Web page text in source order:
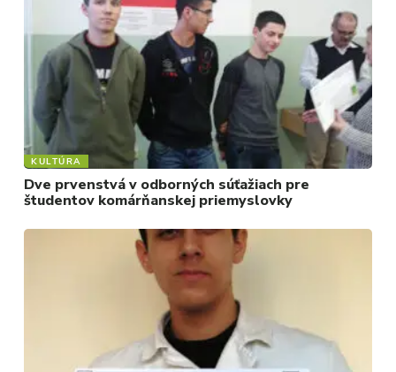
ŠPORT
KULTÚRA
FOTKY
VIDEO
MIX
KULTÚRA
Dve prvenstvá v odborných súťažiach pre
študentov komárňanskej priemyslovky